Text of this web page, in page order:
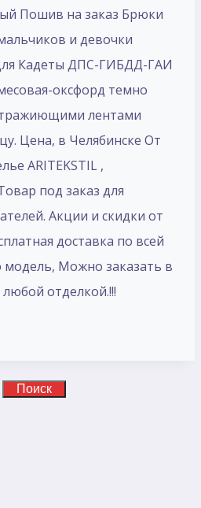
Пошив на заказ Брюки
и девочки
Кадеты ДПС-ГИБДД-ГАИ
оксфорд темно
лентами
Цена, в Челябинске От
ARITEKSTIL ,
под заказ для
Акции и скидки от
доставка по всей
модель, Mожно заказать в
отделкой.!!!
Поиск